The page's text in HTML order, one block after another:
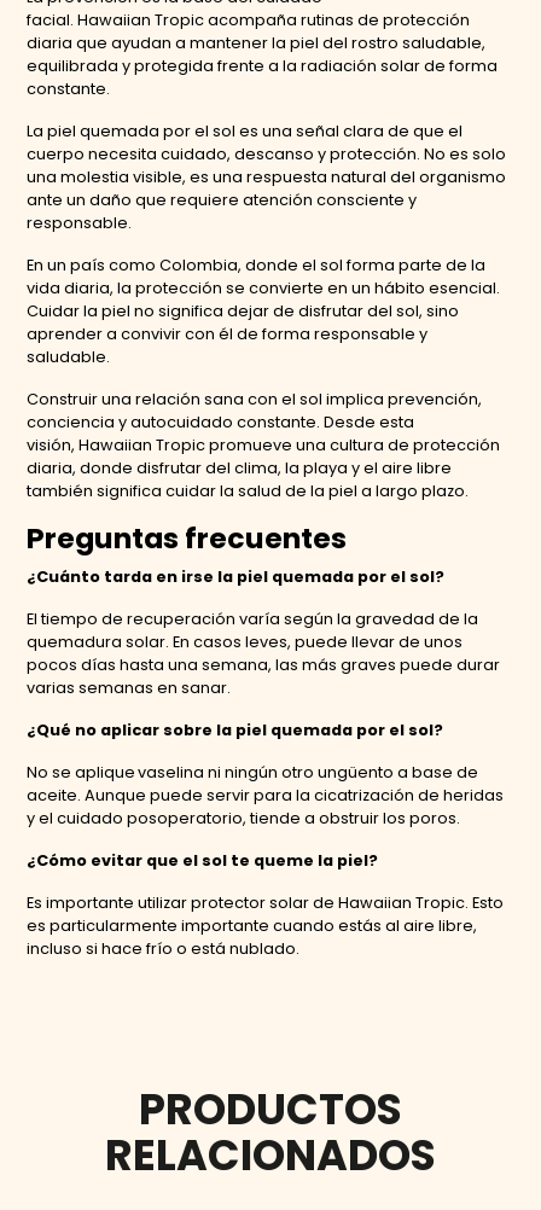
facial. Hawaiian Tropic acompaña rutinas de protección
diaria que ayudan a mantener la piel del rostro saludable,
equilibrada y protegida frente a la radiación solar de forma
constante.
La piel quemada por el sol es una señal clara de que el
cuerpo necesita cuidado, descanso y protección. No es solo
una molestia visible, es una respuesta natural del organismo
ante un daño que requiere atención consciente y
responsable.
En un país como Colombia, donde el sol forma parte de la
vida diaria, la protección se convierte en un hábito esencial.
Cuidar la piel no significa dejar de disfrutar del sol, sino
aprender a convivir con él de forma responsable y
saludable.
Construir una relación sana con el sol implica prevención,
conciencia y autocuidado constante. Desde esta
visión, Hawaiian Tropic promueve una cultura de protección
diaria, donde disfrutar del clima, la playa y el aire libre
también significa cuidar la salud de la piel a largo plazo.
Preguntas frecuentes
¿Cuánto tarda en irse la piel quemada por el sol?
El tiempo de recuperación varía según la gravedad de la
quemadura solar. En casos leves, puede llevar de unos
pocos días hasta una semana, las más graves puede durar
varias semanas en sanar.
¿Qué no aplicar sobre la piel quemada por el sol?
No se aplique vaselina ni ningún otro ungüento a base de
aceite. Aunque puede servir para la cicatrización de heridas
y el cuidado posoperatorio, tiende a obstruir los poros.
¿Cómo evitar que el sol te queme la piel?
Es importante utilizar protector solar de Hawaiian Tropic. Esto
es particularmente importante cuando estás al aire libre,
incluso si hace frío o está nublado.
PRODUCTOS
RELACIONADOS